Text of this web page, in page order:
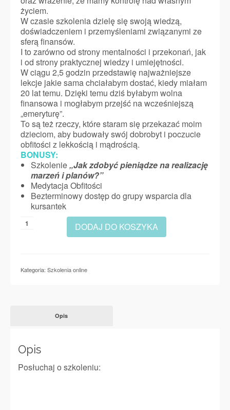
życiem.
W czasie szkolenia dzielę się swoją wiedzą,
doświadczeniem i przemyśleniami związanymi ze
sferą finansów.
I to zarówno od strony mentalności i przekonań, jak
i od strony praktycznej wiedzy i umiejętności.
W ciągu 2,5 godzin przedstawię najważniejsze
lekcje jakie sama chciałabym dostać, kiedy miałam
20 lat temu. Dzięki temu dziś byłabym wolna
finansowa i mogłabym przejść na wcześniejszą
„emeryturę”.
To są też rzeczy, które staram się przekazać moim
dzieciom, aby budowały swój dobrobyt i poczucie
obfitości z lekkością i mądrością.
BONUSY:
Szkolenie„Jak zdobyć pieniądze na realizację
marzeń i planów?”
Medytacja Obfitości
Bezterminowy dostęp do grupy wsparcia dla
kursantek
ilość
i
DODAJ DO KOSZYKA
Kategoria: Szkolenia online
Opis
Opis
Posłuchaj o szkoleniu: